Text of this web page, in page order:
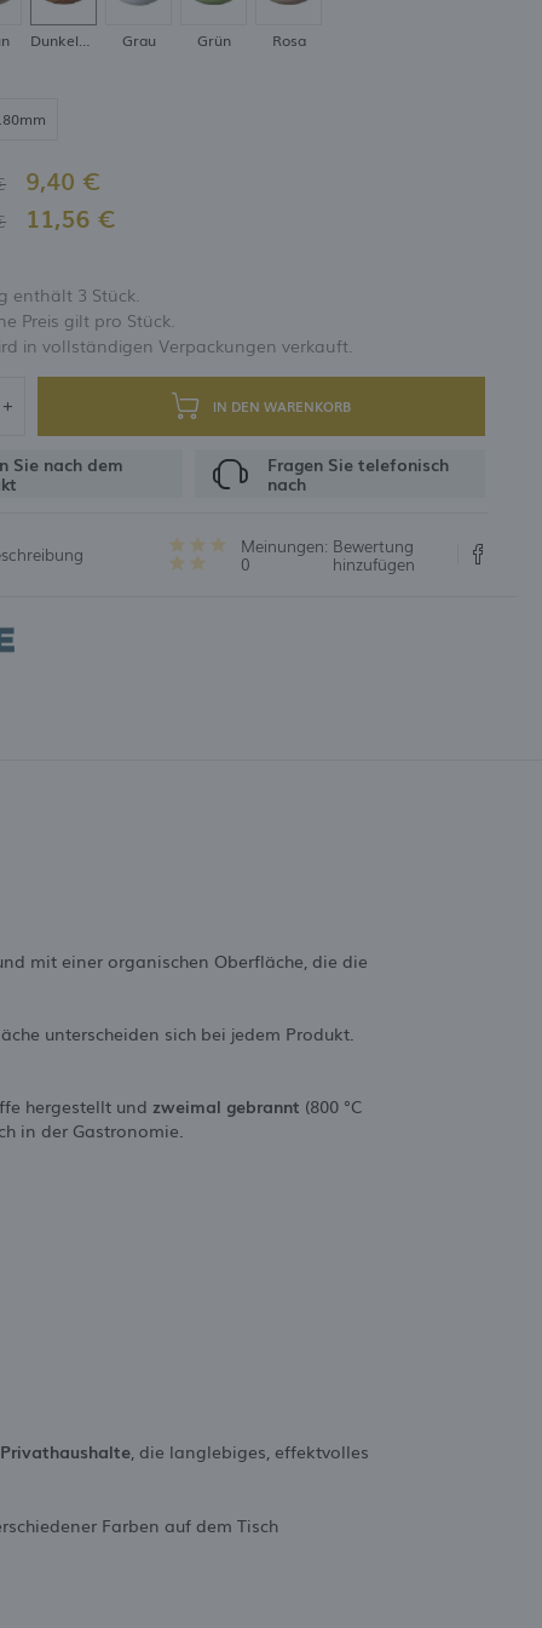
Dunkelbraun Grau Grün Rosa
9,40 €
11,56 €
enthält 3 Stück.
Preis gilt pro Stück.
in vollständigen Verpackungen verkauft.
IN DEN WARENKORB
Sie nach dem
Fragen Sie telefonisch
nach
Meinungen:
0
Bewertung
hinzufügen
mit einer organischen Oberfläche, die die
unterscheiden sich bei jedem Produkt.
hergestellt und zweimal gebrannt (800 °C
in der Gastronomie.
Privathaushalte, die langlebiges, effektvolles
Farben auf dem Tisch